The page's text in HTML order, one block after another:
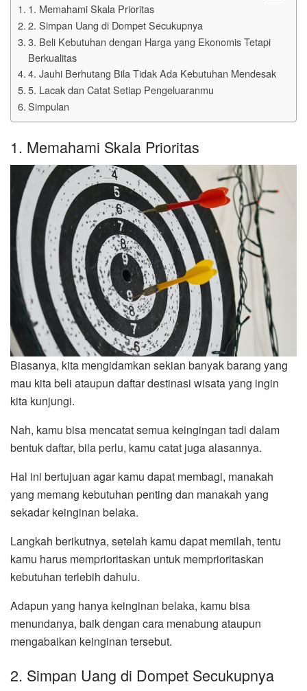
1. Memahami Skala Prioritas
2. Simpan Uang di Dompet Secukupnya
3. Beli Kebutuhan dengan Harga yang Ekonomis Tetapi
Berkualitas
4. Jauhi Berhutang Bila Tidak Ada Kebutuhan Mendesak
5. Lacak dan Catat Setiap Pengeluaranmu
Simpulan
1. Memahami Skala Prioritas
Biasanya, kita mengidamkan sekian banyak barang yang
mau kita beli ataupun daftar destinasi wisata yang ingin
kita kunjungi.
Nah, kamu bisa mencatat semua keingingan tadi dalam
bentuk daftar, bila perlu, kamu catat juga alasannya.
Hal ini bertujuan agar kamu dapat membagi, manakah
yang memang kebutuhan penting dan manakah yang
sekadar keinginan belaka.
Langkah berikutnya, setelah kamu dapat memilah, tentu
kamu harus memprioritaskan untuk memprioritaskan
kebutuhan terlebih dahulu.
Adapun yang hanya keinginan belaka, kamu bisa
menundanya, baik dengan cara menabung ataupun
mengabaikan keinginan tersebut.
2. Simpan Uang di Dompet Secukupnya